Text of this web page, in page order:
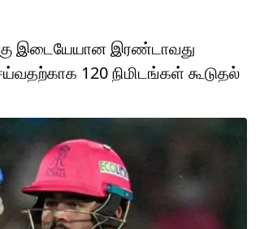
இடையேயான இரண்டாவது
120 நிமிடங்கள் கூடுதல்